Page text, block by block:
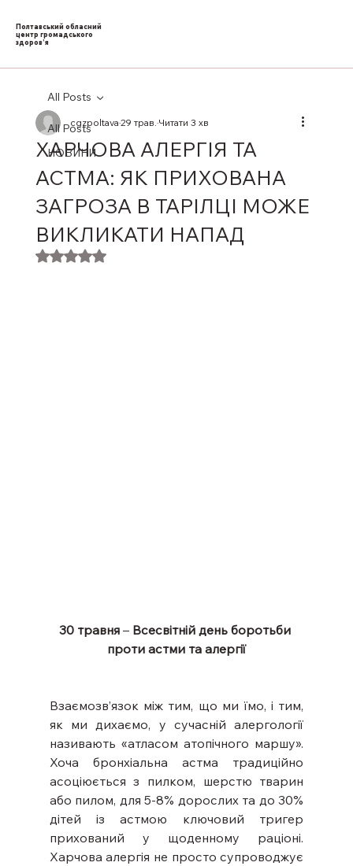
Полтавський обласний
центр громадського
здоров’я
All Posts
НОВИНИ
All Posts
ХАРЧОВА АЛЕРГІЯ ТА
АСТМА: ЯК ПРИХОВАНА
ЗАГРОЗА В ТАРІЛЦІ МОЖЕ
ВИКЛИКАТИ НАПАД
cgzpoltava29 трав.Читати 3 хв
Оцінка: NaN з 5 зірок.
30 травня – Всесвітній день боротьби
проти астми та алергії
Взаємозв’язок між тим, що ми їмо, і тим,
як ми дихаємо, у сучасній алергології
називають «атласом атопічного маршу».
Хоча бронхіальна астма традиційно
асоціюється з пилком, шерстю тварин
або пилом, для 5-8% дорослих та до 30%
дітей із астмою ключовий тригер
прихований у щоденному раціоні.
Харчова алергія не просто супроводжує